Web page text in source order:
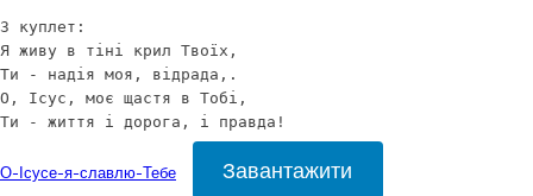
3 куплет:
Я живу в тіні крил Твоїх,
Ти - надія моя, відрада,.
О, Ісус, моє щастя в Тобі,
Ти - життя і дорога, і правда!
О-Ісусе-я-славлю-Тебе Завантажити